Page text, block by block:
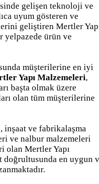
gelişen teknoloji ve
uyum gösteren ve
geliştiren Mertler
yelpazede ürün ve
müşterilerine en iyi
Yapı Malzemeleri,
başta olmak üzere
olan tüm müşterilerine
ve fabrikalaşma
ve nalbur malzemeleri
olan Mertler Yapı
doğrultusunda en uygun